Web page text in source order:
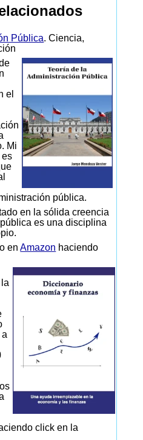
Pública. Ciencia,
el
Mi
es
pública.
en la sólida creencia
es una disciplina
enAmazon haciendo
click en la